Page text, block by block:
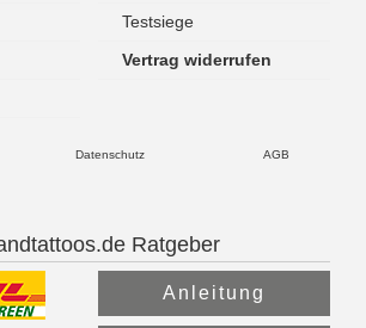
Testsiege
Vertrag widerrufen
Datenschutz AGB
Ratgeber
Anleitung